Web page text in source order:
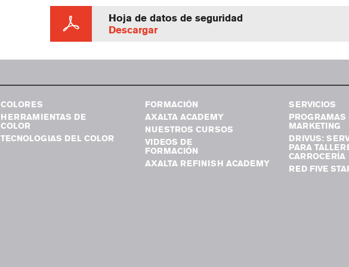
Hoja de datos de seguridad
Descargar
COLORES
HERRAMIENTAS DE
COLOR
TECNOLOGIAS DEL COLOR
FORMACIÓN
AXALTA ACADEMY
NUESTROS CURSOS
VIDEOS DE
FORMACIÓN
AXALTA REFINISH ACADEMY
SERVICIOS
PROGRAMAS
MARKETING
DRIVUS:
PARA
CARROCERÍA
RED FIVE